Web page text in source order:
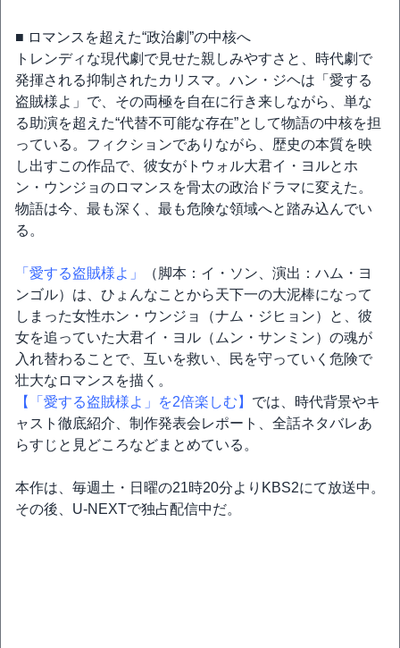
■ ロマンスを超えた“政治劇”の中核へ
トレンディな現代劇で見せた親しみやすさと、時代劇で
発揮される抑制されたカリスマ。ハン・ジヘは「愛する
盗賊様よ」で、その両極を自在に行き来しながら、単な
る助演を超えた“代替不可能な存在”として物語の中核を担
っている。フィクションでありながら、歴史の本質を映
し出すこの作品で、彼女がトウォル大君イ・ヨルとホ
ン・ウンジョのロマンスを骨太の政治ドラマに変えた。
物語は今、最も深く、最も危険な領域へと踏み込んでい
る。
「愛する盗賊様よ」
（脚本：イ・ソン、演出：ハム・ヨ
ンゴル）は、ひょんなことから天下一の大泥棒になって
しまった女性ホン・ウンジョ（ナム・ジヒョン）と、彼
女を追っていた大君イ・ヨル（ムン・サンミン）の魂が
入れ替わることで、互いを救い、民を守っていく危険で
壮大なロマンスを描く。
【「愛する盗賊様よ」を2倍楽しむ】 では、時代背景やキ
ャスト徹底紹介、制作発表会レポート、全話ネタバレあ
らすじと見どころなどまとめている。
本作は、毎週土・日曜の21時20分よりKBS2にて放送中。
その後、U-NEXTで独占配信中だ。